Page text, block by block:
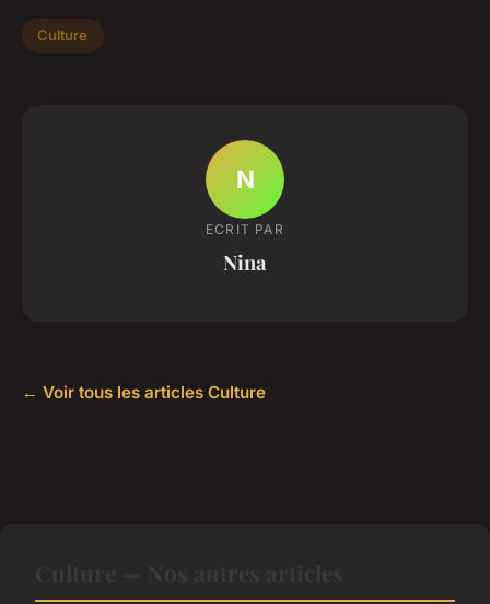
Culture
N
ECRIT PAR
Nina
← Voir tous les articles Culture